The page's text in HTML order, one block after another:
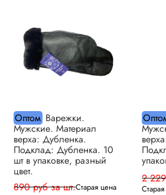
ОптомВарежки.
Мужские. Материал
верха: Дубленка.
Подклад: Дубленка. 10
шт в упаковке, разный
цвет.
890 руб за шт.Старая цена
2